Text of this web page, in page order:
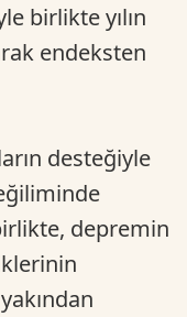
birlikte yılın
endeksten
desteğiyle
depremin